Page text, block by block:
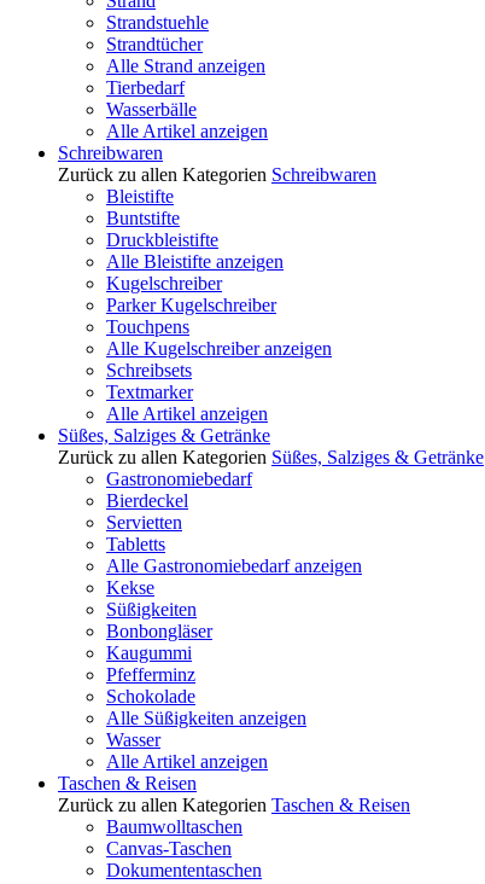
Strandstuehle
Strandtücher
Alle Strand anzeigen
Tierbedarf
Wasserbälle
Alle Artikel anzeigen
Schreibwaren
Zurück zu allen Kategorien Schreibwaren
Bleistifte
Buntstifte
Druckbleistifte
Alle Bleistifte anzeigen
Kugelschreiber
Parker Kugelschreiber
Touchpens
Alle Kugelschreiber anzeigen
Schreibsets
Textmarker
Alle Artikel anzeigen
Süßes, Salziges & Getränke
Zurück zu allen Kategorien Süßes, Salziges & Getränke
Gastronomiebedarf
Bierdeckel
Servietten
Tabletts
Alle Gastronomiebedarf anzeigen
Kekse
Süßigkeiten
Bonbongläser
Kaugummi
Pfefferminz
Schokolade
Alle Süßigkeiten anzeigen
Wasser
Alle Artikel anzeigen
Taschen & Reisen
Zurück zu allen Kategorien Taschen & Reisen
Baumwolltaschen
Canvas-Taschen
Dokumententaschen